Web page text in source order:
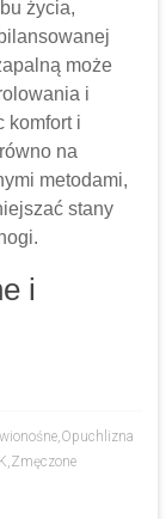
życia,
może
i
komfort i
na
metodami,
stany
i
,Opuchlizna
,Zmęczone